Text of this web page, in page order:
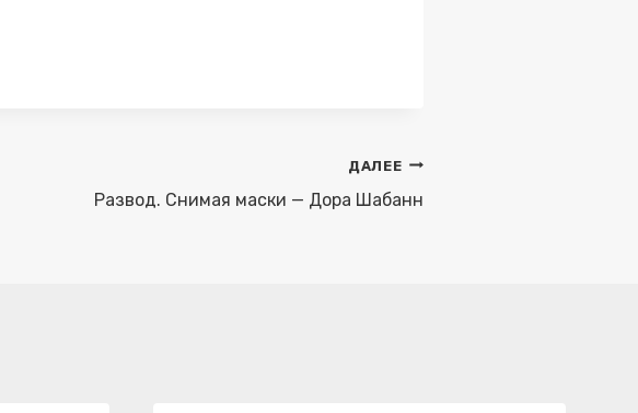
ДАЛЕЕ
Развод. Снимая маски — Дора Шабанн